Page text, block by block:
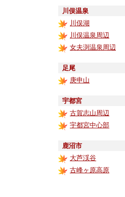
川俣温泉
川俣湖
川俣温泉周辺
女夫渕温泉周辺
足尾
庚申山
宇都宮
古賀志山周辺
宇都宮中心部
鹿沼市
大芦渓谷
古峰ヶ原高原